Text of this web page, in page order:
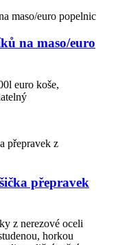
na maso/euro
euro koše,
přepravek
z nerezové oceli
horkou